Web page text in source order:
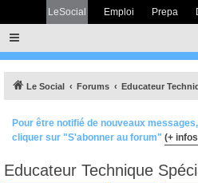
LeSocial Emploi Prepa
Le Social Forums Educateur
Pour être notifié de nouveaux
cliquer sur "S'abonner au forum" (+
Educateur Technique